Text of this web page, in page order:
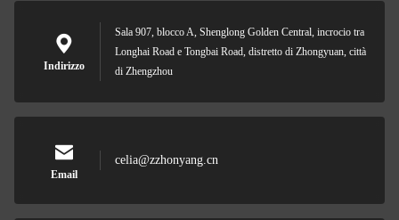
Indirizzo
Sala 907, blocco A, Shenglong Golden Central, incrocio tra
Longhai Road e Tongbai Road, distretto di Zhongyuan, città
di Zhengzhou
Email
celia@zzhonyang.cn